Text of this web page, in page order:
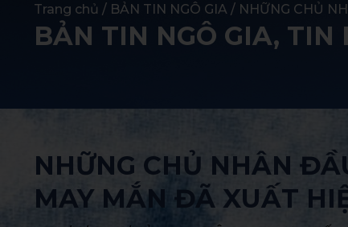
Trang chủ / BẢN TIN NGÔ GIA / NHỮNG CHỦ
BẢN TIN NGÔ GIA, TIN
NHỮNG CHỦ NHÂN
MAY MẮN ĐÃ XUẤT